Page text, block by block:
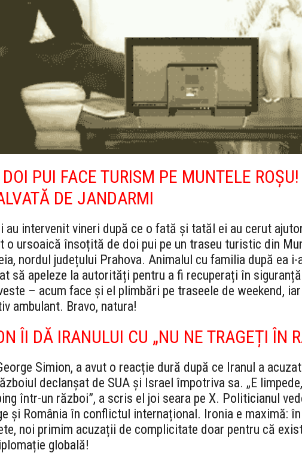
PUI FACE TURISM PE MUNTELE
DE JANDARMI
au intervenit vineri după ce o fată și tatăl ei au cerut
ursoaică însoțită de doi pui pe un traseu turistic din
nordul județului Prahova. Animalul cu familia după ea i-
să apeleze la autorități pentru a fi recuperați în
– acum face și el plimbări pe traseele de weekend,
ambulant. Bravo, natura!
ÎI DĂ IRANULUI CU „NU NE TRAGEȚI ÎN
Simion, a avut o reacție dură după ce Iranul a
declanșat de SUA și Israel împotriva sa. „E
într-un război”, a scris el joi seara pe X. Politicianul
și România în conflictul internațional. Ironia e maximă:
noi primim acuzații de complicitate doar pentru că
globală!